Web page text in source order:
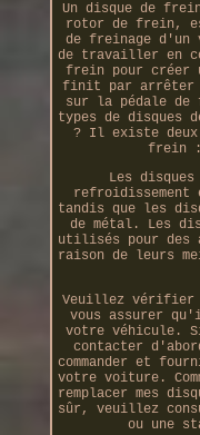
Un disque de
rotor de frein,
de freinage
de travailler en
frein pour
finit par arrêter
sur la pédale
types de disques
? Il existe deux
frein
Les
tandis que les
de métal. Les
utilisés pour des
raison de leurs
Veuillez vérifier
vous assurer
votre véhicule.
contacter
commander et
votre voiture.
remplacer mes
sûr, veuillez
ou une